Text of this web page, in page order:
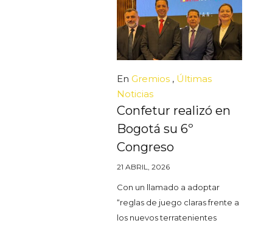
En Gremios , Últimas
Noticias
Confetur realizó en
Bogotá su 6º
Congreso
21 ABRIL, 2026
Con un llamado a adoptar
“reglas de juego claras frente a
los nuevos terratenientes